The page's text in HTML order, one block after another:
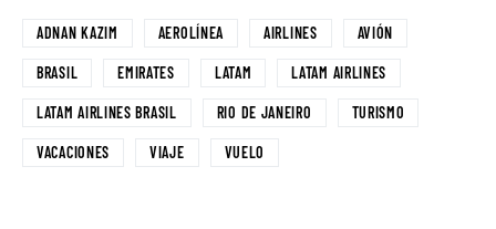
ADNAN KAZIM AEROLÍNEA AIRLINES AVIÓN
BRASIL EMIRATES LATAM LATAM AIRLINES
LATAM AIRLINES BRASIL RIO DE JANEIRO TURISMO
VACACIONES VIAJE VUELO